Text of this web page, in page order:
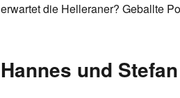
erwartet die Helleraner? Geballte
Hannes und